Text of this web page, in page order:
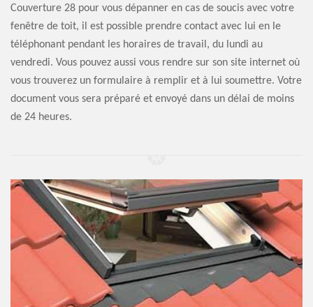
Couverture 28 pour vous dépanner en cas de soucis avec votre
fenêtre de toit, il est possible prendre contact avec lui en le
téléphonant pendant les horaires de travail, du lundi au
vendredi. Vous pouvez aussi vous rendre sur son site internet où
vous trouverez un formulaire à remplir et à lui soumettre. Votre
document vous sera préparé et envoyé dans un délai de moins
de 24 heures.